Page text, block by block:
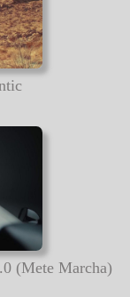
(Mete Marcha)